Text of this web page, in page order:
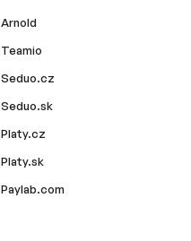
Arnold
Teamio
Seduo.cz
Seduo.sk
Platy.cz
Platy.sk
Paylab.com